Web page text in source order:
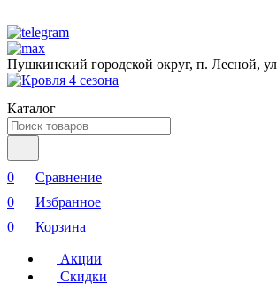
Пушкинский городской округ, п. Лесной,
Каталог
0
Сравнение
0
Избранное
0
Корзина
Акции
Скидки